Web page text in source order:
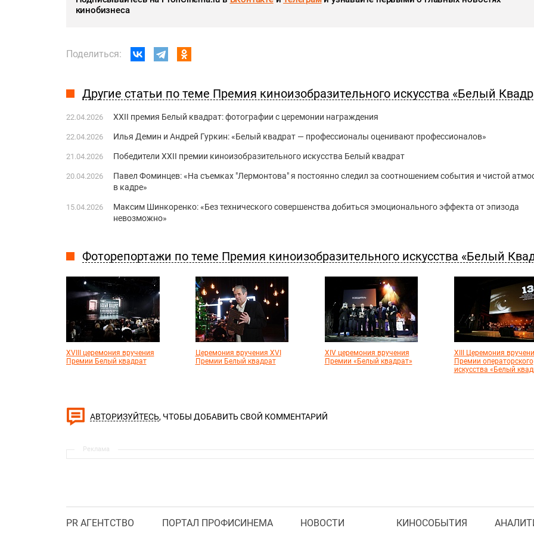
кинобизнеса
Поделиться:
Другие статьи по теме Премия киноизобразительного искусства «Белый
22.04.2026 XXII премия Белый квадрат: фотографии с церемонии награждения
22.04.2026 Илья Демин и Андрей Гуркин: «Белый квадрат — профессионалы оценивают профессионалов»
21.04.2026 Победители XXII премии киноизобразительного искусства Белый квадрат
20.04.2026
Павел Фоминцев: «На съемках "Лермонтова" я постоянно следил за соотношением события и чистой
в кадре»
15.04.2026
Максим Шинкоренко: «Без технического совершенства добиться эмоционального эффекта от эпизода
невозможно»
Фоторепортажи по теме Премия киноизобразительного искусства «Белый
XVIII церемония вручения
Премии Белый квадрат
Церемония вручения XVI
Премии Белый квадрат
XIV церемония вручения
Премии «Белый квадрат»
XIII Церемония
Премии операторского
искусства «Белый
АВТОРИЗУЙТЕСЬ, ЧТОБЫ ДОБАВИТЬ СВОЙ КОММЕНТАРИЙ
Реклама
PR АГЕНТСТВО ПОРТАЛ ПРОФИСИНЕМА
НОВОСТИ
КИНОСОБЫТИЯ